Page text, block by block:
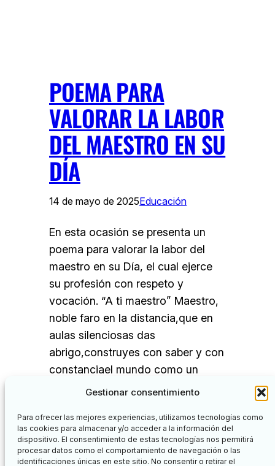
Gestionar consentimiento
Para ofrecer las mejores experiencias, utilizamos tecnologías como
las cookies para almacenar y/o acceder a la información del
dispositivo. El consentimiento de estas tecnologías nos permitirá
procesar datos como el comportamiento de navegación o las
identificaciones únicas en este sitio. No consentir o retirar el
POEMA PARA
VALORAR LA LABOR
DEL MAESTRO EN SU
DÍA
14 de mayo de 2025Educación
En esta ocasión se presenta un
poema para valorar la labor del
maestro en su Día, el cual ejerce
su profesión con respeto y
vocación. “A ti maestro” Maestro,
noble faro en la distancia,que en
aulas silenciosas das
abrigo,construyes con saber y con
constanciael mundo como un
verdadero amigo. Tu voz se